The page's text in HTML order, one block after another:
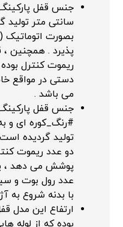
سانتی متر تولید
بصورت اتوماتیک
پذیرد . همچنین ،
ریموت کنترل
دستی در مواقع
می باشد .
جنس قفل
تولید گردیده
پوشش می دهد ،
عدد رول بوت و
با بدنه شروع به